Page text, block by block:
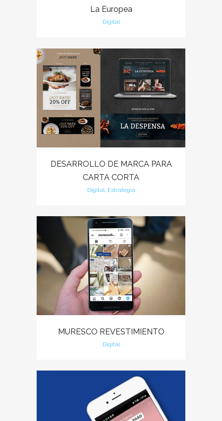
La Europea
Digital
DESARROLLO DE MARCA PARA
CARTA CORTA
Digital, Estrategia
MURESCO REVESTIMIENTO
Digital